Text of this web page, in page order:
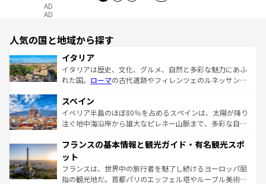
AD
AD
人気の国と地域から探す
イタリア
イタリアは歴史、文化、グルメ、自然と多彩な魅力にあふ
れた国。 ローマの古代遺跡やフィレンツェのルネッサンス
ろん、トスカーナの美しい田園風景やアマルフィ海岸の絶
景など、自然景観も見逃せない。観光の合間には、本場の
ピザやパスタなど、絶品のイタリア料理を堪能することも
ませてくれるイタリアで、忘れられない旅をしてみよう！
なお、新着のイタリア情報は
しい。
スペイン
イベリア半島のほぼ80％を占めるスペインは、太陽が降り
注ぐ地中海沿岸から雄大なピレネー山脈まで、多彩な自然
文化が根付くこの国では、情熱的なフラメンコ、熱気あふ
れる闘牛、そして美味しいタパスが生活の一部となってい
る。首都マドリードの洗練された雰囲気や、バルセロナの
アートに溢れた街角から、地方では古代ローマ遺跡や中世
フランスの基本情報と観光ガイド・有名観光スポ
ット
フランスは、世界中の旅行者を魅了し続けるヨーロッパ屈
指の観光地だ。首都パリのエッフェル塔やルーブル美術館